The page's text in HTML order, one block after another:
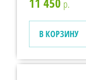
р.
В КОРЗИНУ